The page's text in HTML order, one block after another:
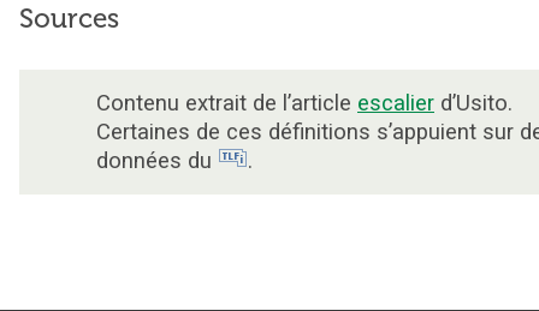
Sources
Contenu extrait de l’article escalier d’Usito.
Certaines de ces définitions s’appuient sur
données du
.